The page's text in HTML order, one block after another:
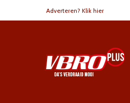
Adverteren? Klik hier